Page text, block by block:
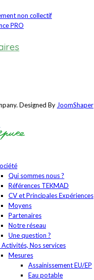
non collectif
PRO
Designed By JoomShaper
Qui sommes nous ?
Références TEKMAD
CV et Principales Expériences
Moyens
Partenaires
Notre réseau
Une question ?
Activités, Nos services
Mesures
Assainissement EU/EP
Eau potable